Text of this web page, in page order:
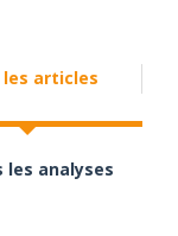
les articles
les analyses